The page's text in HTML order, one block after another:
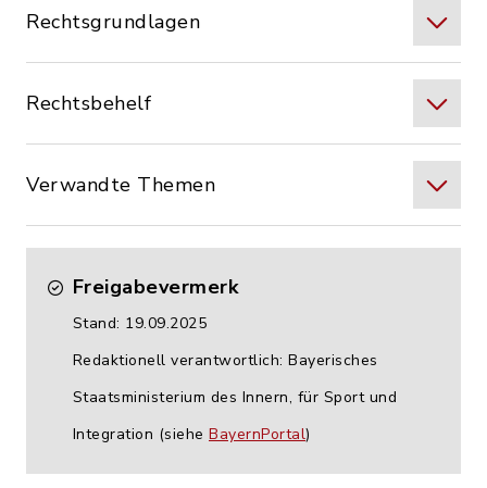
Rechtsgrundlagen
Rechtsbehelf
Verwandte Themen
Freigabevermerk
Stand: 19.09.2025
Redaktionell verantwortlich: Bayerisches
Staatsministerium des Innern, für Sport und
Integration (siehe BayernPortal)